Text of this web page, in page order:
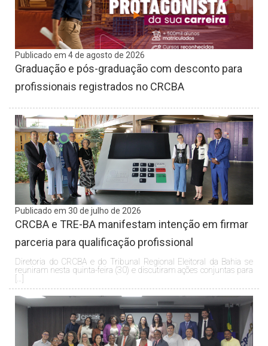
Publicado em 4 de agosto de 2026
Graduação e pós-graduação com desconto para
profissionais registrados no CRCBA
Publicado em 30 de julho de 2026
CRCBA e TRE-BA manifestam intenção em firmar
parceria para qualificação profissional
Diretoria do CRCBA e do Tribunal Regional Eleitoral da Bahia se
reuniram nesta quinta-feira (30) e discutiram ações conjuntas para